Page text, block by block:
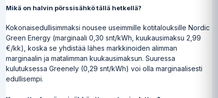
Mikä on halvin pörssisähkö tällä hetkellä?
Kokonaisedullisimmaksi nousee useimmille kotitalouksille Nordic
Green Energy (marginaali 0,30 snt/kWh, kuukausimaksu 2,99
€/kk), koska se yhdistää lähes markkinoiden alimman
marginaalin ja matalimman kuukausimaksun. Suuressa
kulutuksessa Greenely (0,29 snt/kWh) voi olla marginaalisesti
edullisempi.